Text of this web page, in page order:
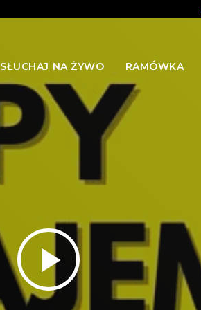
SŁUCHAJ NA ŻYWO RAMÓWKA
play_arrow